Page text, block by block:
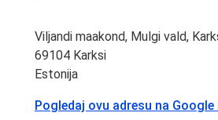
Viljandi maakond, Mulgi vald,
69104 Karksi
Estonija
Pogledaj ovu adresu na